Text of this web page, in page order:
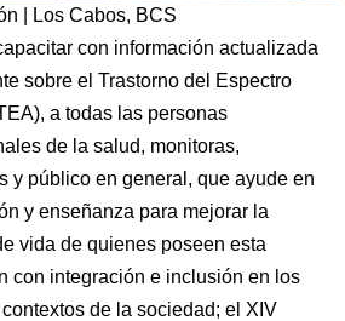
| Los Cabos, BCS
con información actualizada
sobre el Trastorno del Espectro
a todas las personas
de la salud, monitoras,
y público en general, que ayude en
y enseñanza para mejorar la
vida de quienes poseen esta
con integración e inclusión en los
de la sociedad; el XIV